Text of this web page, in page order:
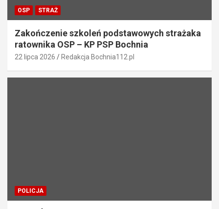
OSP STRAŻ
Zakończenie szkoleń podstawowych strażaka
ratownika OSP – KP PSP Bochnia
22 lipca 2026 Redakcja Bochnia112.pl
POLICJA